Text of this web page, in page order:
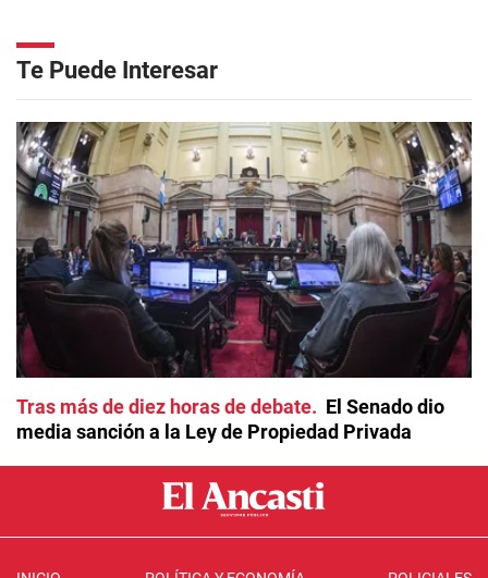
Te Puede Interesar
Tras más de diez horas de debate
El Senado dio
media sanción a la Ley de Propiedad Privada